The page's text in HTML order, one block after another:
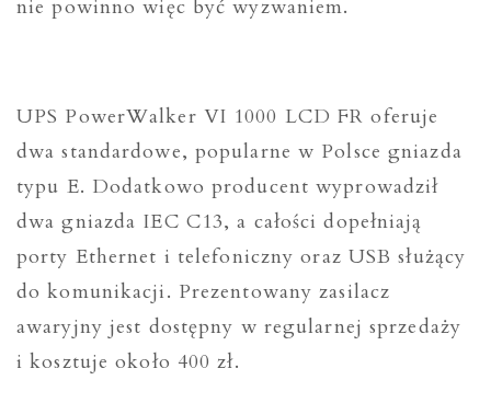
nie powinno więc być wyzwaniem.
UPS PowerWalker VI 1000 LCD FR oferuje
dwa standardowe, popularne w Polsce gniazda
typu E. Dodatkowo producent wyprowadził
dwa gniazda IEC C13, a całości dopełniają
porty Ethernet i telefoniczny oraz USB służący
do komunikacji. Prezentowany zasilacz
awaryjny jest dostępny w regularnej sprzedaży
i kosztuje około 400 zł.